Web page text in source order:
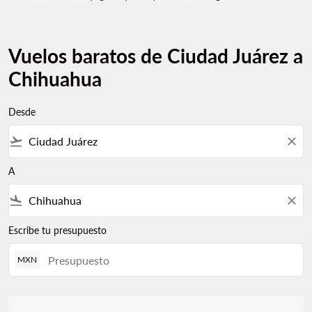
Vuelos baratos de Ciudad Juárez a
Chihuahua
Desde
flight_takeoff close
A
flight_land close
Escribe tu presupuesto
MXN